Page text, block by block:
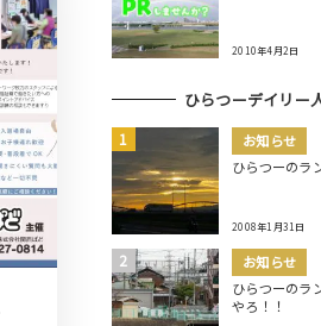
2010年4月2日
ひらつーデイリー
お知らせ
ひらつーのラ
2008年1月31日
お知らせ
ひらつーのラ
やろ！！